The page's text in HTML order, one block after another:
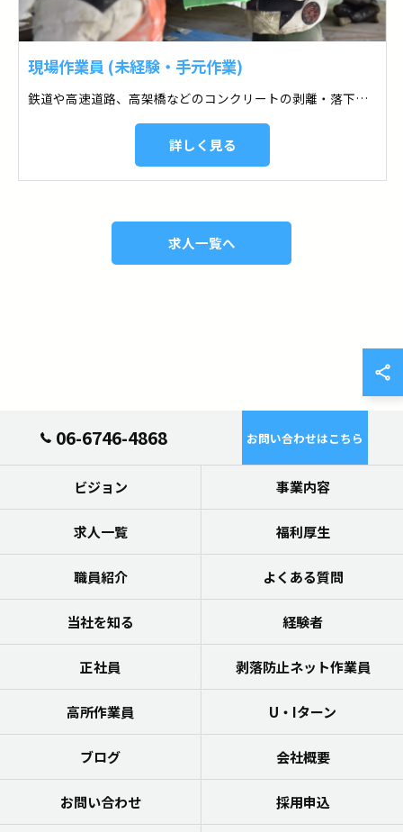
現場作業員 (未経験・手元作業)
鉄道や高速道路、高架橋などのコンクリートの剥離・落下事故防止の剥落防止ネットの設置工事を承っております。
詳しく見る
求人一覧へ
06-6746-4868 お問い合わせはこちら
ビジョン 事業内容
求人一覧 福利厚生
職員紹介 よくある質問
当社を知る 経験者
正社員 剥落防止ネット作業員
高所作業員 U・Iターン
ブログ 会社概要
お問い合わせ 採用申込